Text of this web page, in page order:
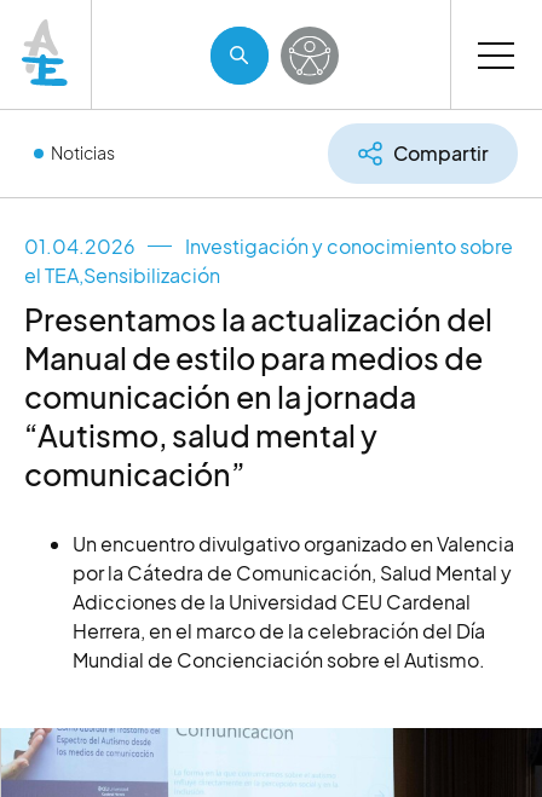
Noticias Compartir
01.04.2026
Investigación y conocimiento sobre
el TEA,Sensibilización
Presentamos la actualización del
Manual de estilo para medios de
comunicación en la jornada
“Autismo, salud mental y
comunicación”
Un encuentro divulgativo organizado en Valencia
por la Cátedra de Comunicación, Salud Mental y
Adicciones de la Universidad CEU Cardenal
Herrera, en el marco de la celebración del Día
Mundial de Concienciación sobre el Autismo.